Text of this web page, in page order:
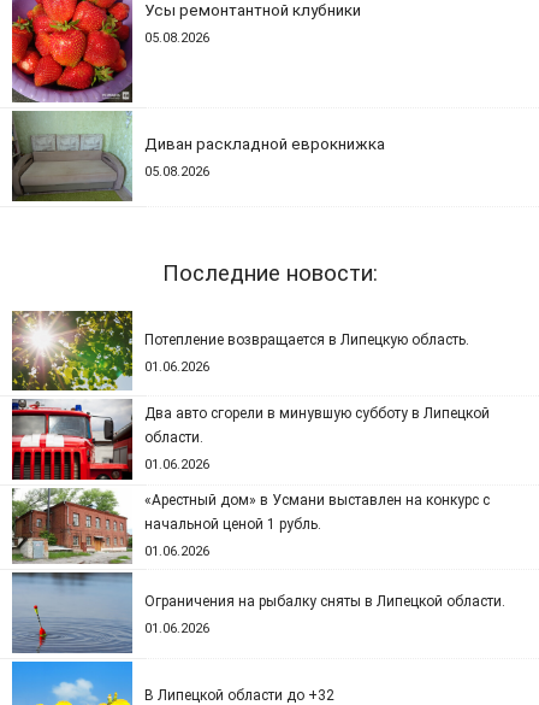
Усы ремонтантной клубники
05.08.2026
Диван раскладной еврокнижка
05.08.2026
Последние новости:
Потепление возвращается в Липецкую область.
01.06.2026
Два авто сгорели в минувшую субботу в Липецкой
области.
01.06.2026
«Арестный дом» в Усмани выставлен на конкурс с
начальной ценой 1 рубль.
01.06.2026
Ограничения на рыбалку сняты в Липецкой области.
01.06.2026
В Липецкой области до +32